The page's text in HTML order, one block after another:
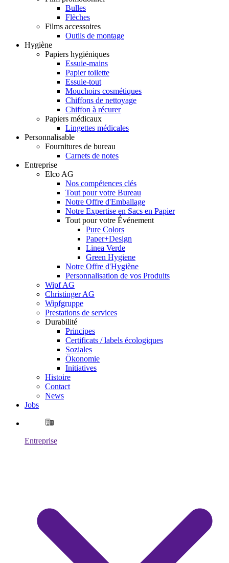
Bulles
Flèches
Films accessoires
Outils de montage
Hygiène
Papiers hygiéniques
Essuie-mains
Papier toilette
Essuie-tout
Mouchoirs cosmétiques
Chiffons de nettoyage
Chiffon à récurer
Papiers médicaux
Lingettes médicales
Personnalisable
Fournitures de bureau
Carnets de notes
Entreprise
Elco AG
Nos compétences clés
Tout pour votre Bureau
Notre Offre d'Emballage
Notre Expertise en Sacs en Papier
Tout pour votre Événement
Pure Colors
Paper+Design
Linea Verde
Green Hygiene
Notre Offre d'Hygiène
Personnalisation de vos Produits
Wipf AG
Christinger AG
Wipfgruppe
Prestations de services
Durabilité
Principes
Certificats / labels écologiques
Soziales
Ökonomie
Initiatives
Histoire
Contact
News
Jobs
Entreprise